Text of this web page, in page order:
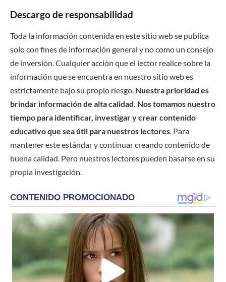
Descargo de responsabilidad
Toda la información contenida en este sitio web se publica
solo con fines de información general y no como un consejo
de inversión. Cualquier acción que el lector realice sobre la
información que se encuentra en nuestro sitio web es
estrictamente bajo su propio riesgo. Nuestra prioridad es
brindar información de alta calidad. Nos tomamos nuestro
tiempo para identificar, investigar y crear contenido
educativo que sea útil para nuestros lectores. Para
mantener este estándar y continuar creando contenido de
buena calidad. Pero nuestros lectores pueden basarse en su
propia investigación.